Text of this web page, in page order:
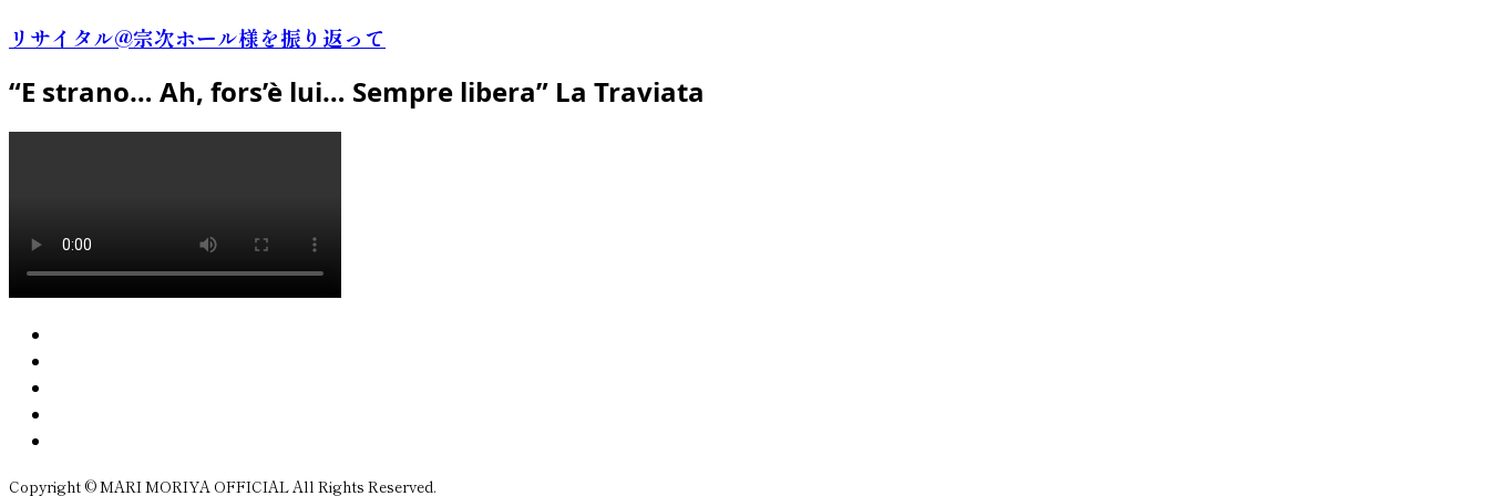
リサイタル@宗次ホール様を振り返って
“E strano… Ah, fors’è lui… Sempre libera” La Traviata
Copyright © MARI MORIYA OFFICIAL All Rights Reserved.